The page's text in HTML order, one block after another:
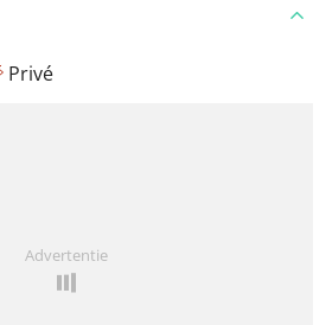
Privé
Advertentie